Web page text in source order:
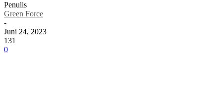
Penulis
Green Force
-
Juni 24, 2023
131
0